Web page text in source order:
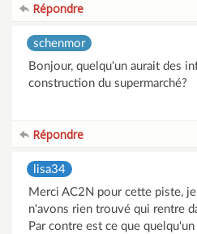
Répondre
schenmor
Bonjour, quelqu'un aurait des
construction du supermarché?
Répondre
lisa34
Merci AC2N pour cette piste,
n'avons rien trouvé qui rentre
Par contre est ce que